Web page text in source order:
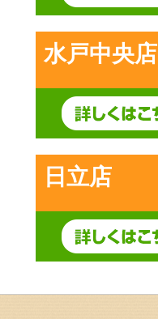
水戸中央店
日立店